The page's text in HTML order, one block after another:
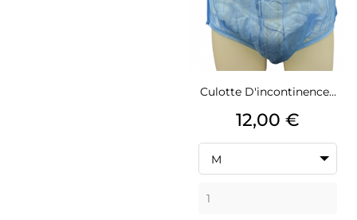
Culotte D'incontinence...
Prix
12,00 €
M